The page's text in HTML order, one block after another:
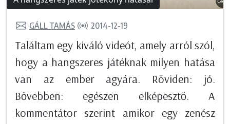
GÁLL TAMÁS 2014-12-19
Találtam egy kiváló videót, amely arról szól,
hogy a hangszeres játéknak milyen hatása
van az ember agyára. Röviden: jó.
Bővebben: egészen elképesztő. A
kommentátor szerint amikor egy zenész